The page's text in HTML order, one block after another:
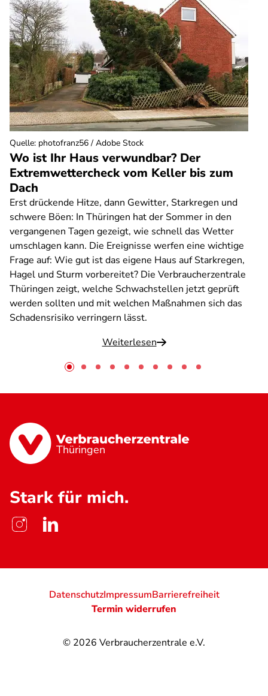
Wo ist Ihr Haus verwundbar? Der
Extremwettercheck vom Keller bis zum
Dach
Erst drückende Hitze, dann Gewitter, Starkregen und
schwere Böen: In Thüringen hat der Sommer in den
vergangenen Tagen gezeigt, wie schnell das Wetter
umschlagen kann. Die Ereignisse werfen eine wichtige
Frage auf: Wie gut ist das eigene Haus auf Starkregen,
Hagel und Sturm vorbereitet? Die Verbraucherzentrale
Thüringen zeigt, welche Schwachstellen jetzt geprüft
werden sollten und mit welchen Maßnahmen sich das
Schadensrisiko verringern lässt.
Weiterlesen
Quelle: photofranz56 / Adobe Stock
Thüringen
Stark für mich.
© 2026 Verbraucherzentrale e.V.
DatenschutzImpressumBarrierefreiheit
Termin widerrufen